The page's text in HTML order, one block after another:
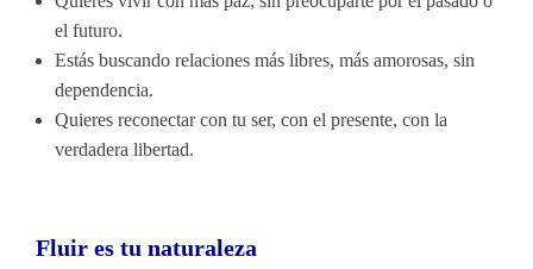
el futuro.
Estás buscando relaciones más libres, más amorosas, sin
dependencia.
Quieres reconectar con tu ser, con el presente, con la
verdadera libertad.
Fluir es tu naturaleza